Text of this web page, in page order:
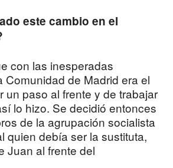
este cambio en el
con las inesperadas
Comunidad de Madrid era el
un paso al frente y de trabajar
lo hizo. Se decidió entonces
de la agrupación socialista
quien debía ser la sustituta,
Juan al frente del